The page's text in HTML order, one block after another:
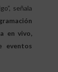
señala
en vivo,
eventos